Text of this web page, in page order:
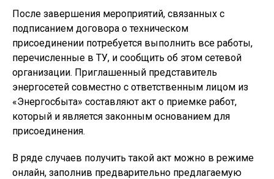
После завершения мероприятий, связанных с
подписанием договора о техническом
присоединении потребуется выполнить все работы,
перечисленные в ТУ, и сообщить об этом сетевой
организации. Приглашенный представитель
энергосетей совместно с ответственным лицом из
«Энергосбыта» составляют акт о приемке работ,
который и является законным основанием для
присоединения.
В ряде случаев получить такой акт можно в режиме
онлайн, заполнив предварительно предлагаемую